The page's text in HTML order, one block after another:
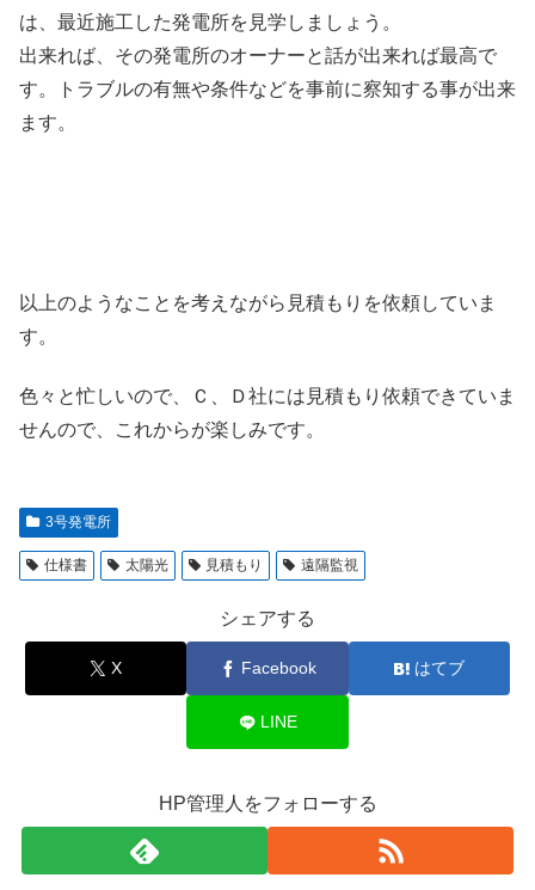
は、最近施工した発電所を見学しましょう。
出来れば、その発電所のオーナーと話が出来れば最高で
す。トラブルの有無や条件などを事前に察知する事が出来
ます。
以上のようなことを考えながら見積もりを依頼していま
す。
色々と忙しいので、Ｃ、Ｄ社には見積もり依頼できていま
せんので、これからが楽しみです。
3号発電所
仕様書 太陽光 見積もり 遠隔監視
シェアする
X Facebook はてブ
LINE
HP管理人をフォローする